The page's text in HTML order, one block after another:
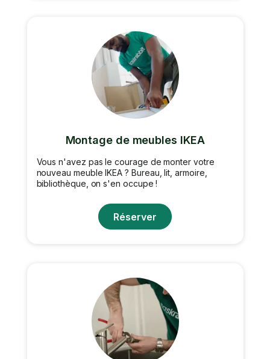
Montage de meubles IKEA
Vous n'avez pas le courage de monter votre
nouveau meuble IKEA ? Bureau, lit, armoire,
bibliothèque, on s'en occupe !
Réserver